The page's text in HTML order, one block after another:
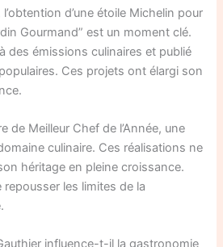
d’une étoile Michelin pour
Gourmand” est un moment clé.
des émissions culinaires et publié
Ces projets ont élargi son
de Meilleur Chef de l’Année, une
culinaire. Ces réalisations ne
héritage en pleine croissance.
les limites de la
influence-t-il la gastronomie